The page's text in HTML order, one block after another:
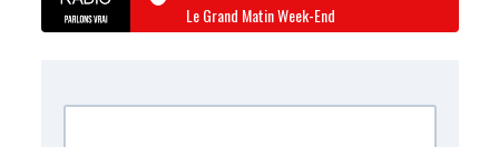
Le Grand Matin Week-End